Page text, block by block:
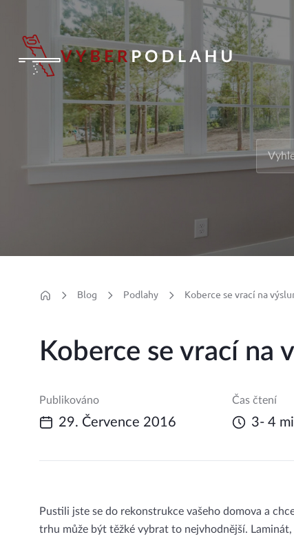
Blog Podlahy Koberce se vrací na
Koberce se vrací na
Publikováno
29. Července 2016
Čas čtení
3- 4
Pustili jste se do rekonstrukce vašeho domova a
trhu může být těžké vybrat to nejvhodnější.